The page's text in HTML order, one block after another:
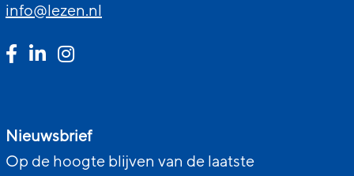
info@lezen.nl
Nieuwsbrief
Op de hoogte blijven van de laatste